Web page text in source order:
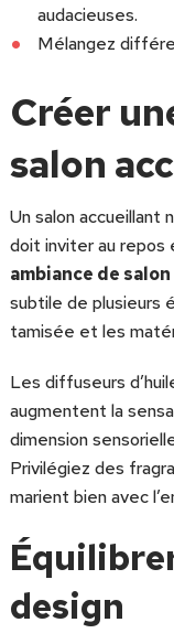
audacieuses.
Mélangez
Créer
salon
Un salon accueillant
doit inviter au repos
ambiance de salon
subtile de plusieurs
tamisée et les
Les diffuseurs
augmentent la
dimension
Privilégiez des
marient bien avec
design